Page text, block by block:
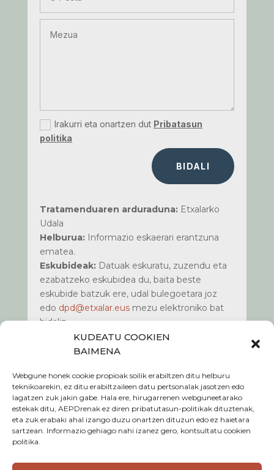
KUDEATU COOKIEN
BAIMENA
Webgune honek cookie propioak soilik erabiltzen ditu helburu
teknikoarekin, ez ditu erabiltzaileen datu pertsonalak jasotzen edo
lagatzen zuk jakin gabe. Hala ere, hirugarrenen webguneetarako
estekak ditu, AEPDrenak ez diren pribatutasun-politikak dituztenak,
eta zuk erabaki ahal izango duzu onartzen dituzun edo ez haietara
sartzean. Informazio gehiago nahi izanez gero, kontsultatu cookien
politika.
Irakurri eta onartzen dut Pribatasun
politika
BIDALI
Tratamenduaren arduraduna:Etxalarko
Udala
Helburua:Informazio eskaerari erantzuna
ematea.
Eskubideak:Datuak eskuratu, zuzendu eta
ezabatzeko eskubidea du, baita beste
eskubide batzuk ere, udal bulegoetara joz
edo dpd@etxalar.eusmezu elektroniko bat
bidaliz.
Informazio gehiago:Kontsultatu gure
webguneko www.etxalar.eus
Cookie politika